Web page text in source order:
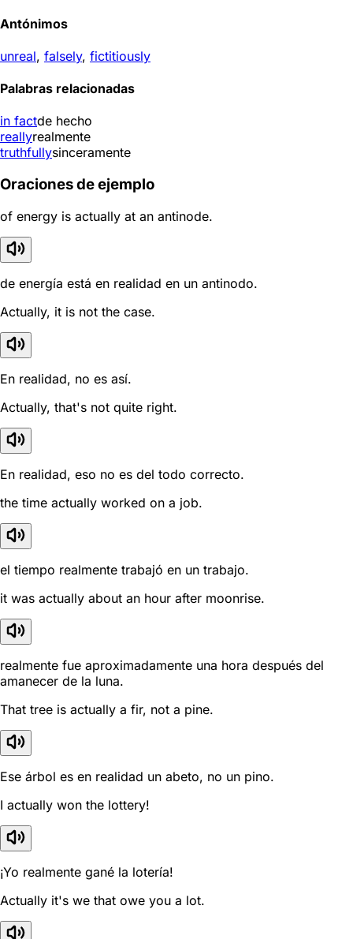
Antónimos
unreal, falsely, fictitiously
Palabras relacionadas
in factde hecho
reallyrealmente
truthfullysinceramente
Oraciones de ejemplo
of energy is actually at an antinode.
de energía está en realidad en un antinodo.
Actually, it is not the case.
En realidad, no es así.
Actually, that's not quite right.
En realidad, eso no es del todo correcto.
the time actually worked on a job.
el tiempo realmente trabajó en un trabajo.
it was actually about an hour after moonrise.
realmente fue aproximadamente una hora después del
amanecer de la luna.
That tree is actually a fir, not a pine.
Ese árbol es en realidad un abeto, no un pino.
I actually won the lottery!
¡Yo realmente gané la lotería!
Actually it's we that owe you a lot.